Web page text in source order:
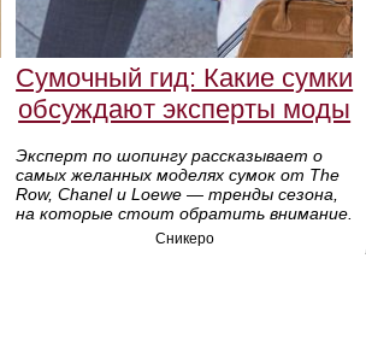
Сумочный гид: Какие сумки
обсуждают эксперты моды
Эксперт по шопингу рассказывает о
самых желанных моделях сумок от The
Row, Chanel и Loewe — тренды сезона,
на которые стоит обратить внимание.
Сникеро